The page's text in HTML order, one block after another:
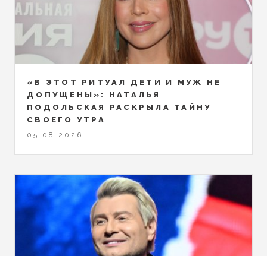
«В ЭТОТ РИТУАЛ ДЕТИ И МУЖ НЕ
ДОПУЩЕНЫ»: НАТАЛЬЯ
ПОДОЛЬСКАЯ РАСКРЫЛА ТАЙНУ
СВОЕГО УТРА
05.08.2026